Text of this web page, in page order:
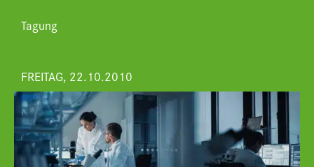
Tagung
FREITAG, 22.10.2010